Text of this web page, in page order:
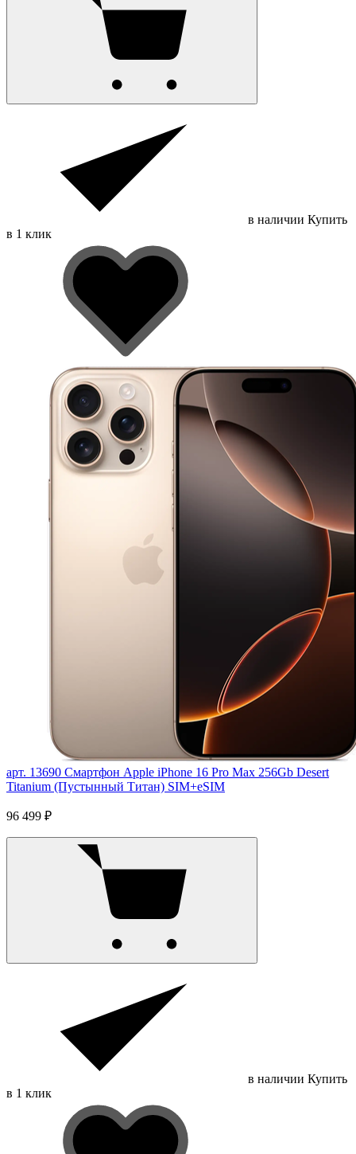
в наличии Купить
в 1 клик
арт. 13690 Смартфон Apple iPhone 16 Pro Max 256Gb Desert
Titanium (Пустынный Титан) SIM+eSIM
96 499 ₽
в наличии Купить
в 1 клик